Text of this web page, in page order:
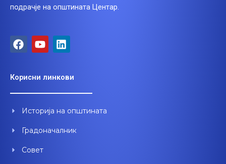
подрачје на општината Центар.
F
a
b
o
k
Y
o
u
b
L
i
e
d
n
Корисни линкови
Историја на општината
Градоначалник
Совет